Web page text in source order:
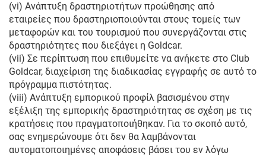
(vi) Ανάπτυξη δραστηριοτήτων προώθησης από
εταιρείες που δραστηριοποιούνται στους τομείς των
μεταφορών και του τουρισμού που συνεργάζονται στις
δραστηριότητες που διεξάγει η Goldcar.
(vii) Σε περίπτωση που επιθυμείτε να ανήκετε στο Club
Goldcar, διαχείριση της διαδικασίας εγγραφής σε αυτό το
πρόγραμμα πιστότητας.
(viii) Ανάπτυξη εμπορικού προφίλ βασισμένου στην
εξέλιξη της εμπορικής δραστηριότητας σε σχέση με τις
κρατήσεις που πραγματοποιήθηκαν. Για το σκοπό αυτό,
σας ενημερώνουμε ότι δεν θα λαμβάνονται
αυτοματοποιημένες αποφάσεις βάσει του εν λόγω